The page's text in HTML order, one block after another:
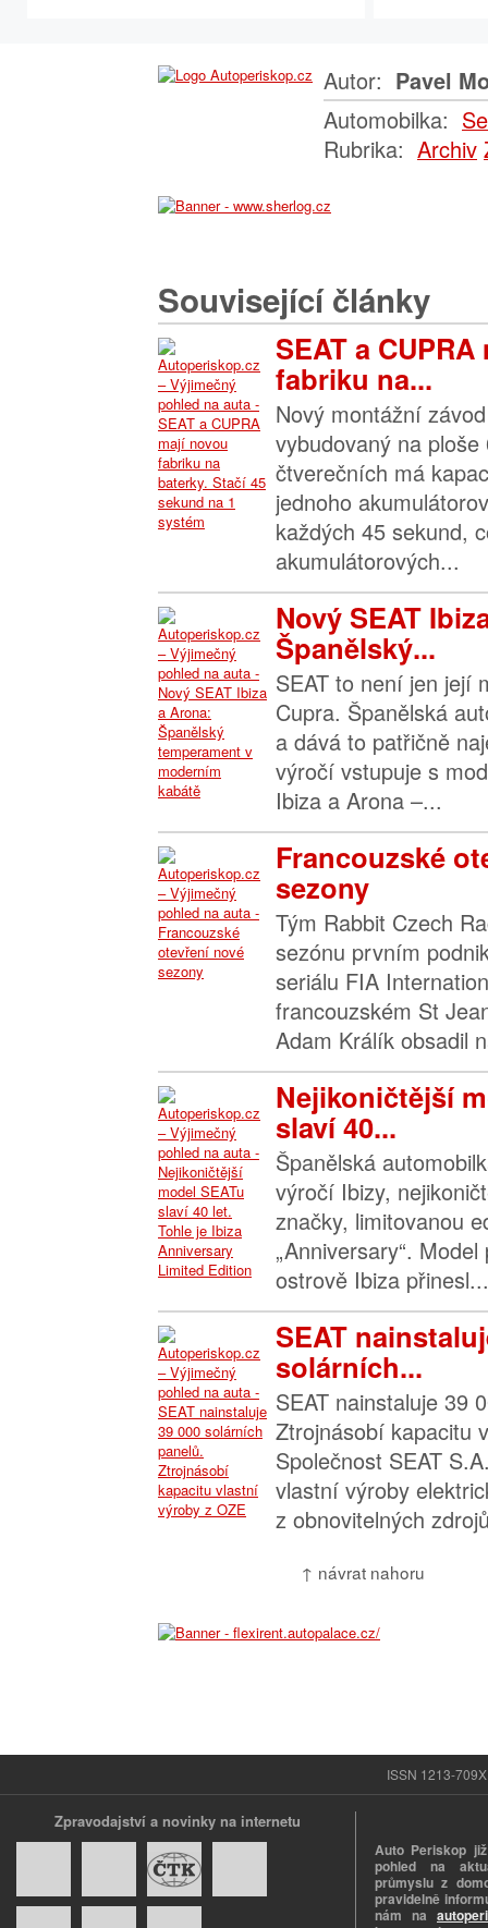
Autor: Pavel
Automobilka:
Rubrika: Archiv
Související články
SEAT a
fabriku na...
Nový montážní
vybudovaný na
čtverečních má
jednoho
každých 45 sekund,
akumulátorových...
Nový SEAT
Španělský...
SEAT to není jen její
Cupra. Španělská
a dává to patřičně
výročí vstupuje s
Ibiza a Arona –...
Francouzské
sezony
Tým Rabbit Czech
sezónu prvním
seriálu FIA
francouzském St
Adam Králík obsadil
Nejikoničtější
slaví 40...
Španělská
výročí Ibizy,
značky, limitovanou
„Anniversary“.
ostrově Ibiza přinesl...
SEAT
solárních...
SEAT nainstaluje 39
Ztrojnásobí kapacitu
Společnost SEAT
vlastní výroby
z obnovitelných
↑ návrat nahoru
ISSN 1213-
Zpravodajství a novinky na internetu
Auto Periskop
pohled na
průmyslu z
pravidelně
nám na